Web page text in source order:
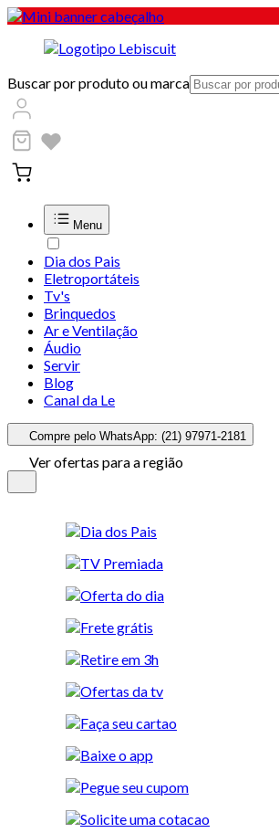
Buscar por produto ou marca
Menu
Dia dos Pais
Eletroportáteis
Tv's
Brinquedos
Ar e Ventilação
Áudio
Servir
Blog
Canal da Le
Compre pelo WhatsApp: (21) 97971-2181
Ver ofertas para a região